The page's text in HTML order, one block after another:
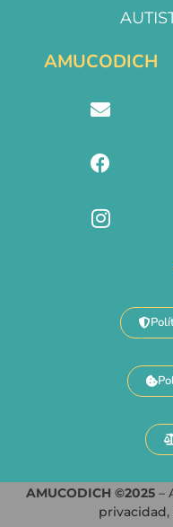
AMUCODICH
AMUCODICH ©2025–
privacidad,